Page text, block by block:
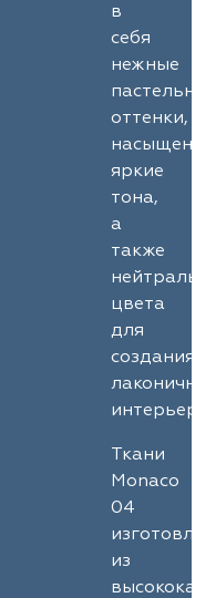
в
себя
нежные
оттенки,
яркие
тона,
а
также
цвета
для
создания
Ткани
Monaco
04
из